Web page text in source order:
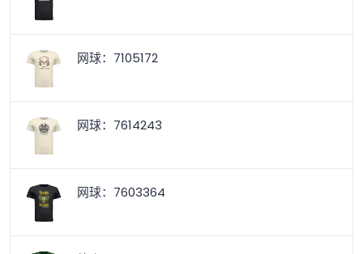
网球：7105172
网球：7614243
网球：7603364